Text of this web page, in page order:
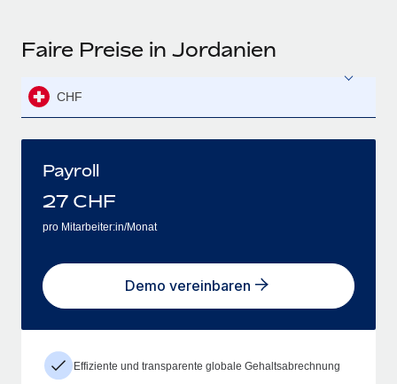
Faire Preise in Jordanien
CHF
Payroll
27 CHF
pro Mitarbeiter:in/Monat
Demo vereinbaren
Effiziente und transparente globale Gehaltsabrechnung